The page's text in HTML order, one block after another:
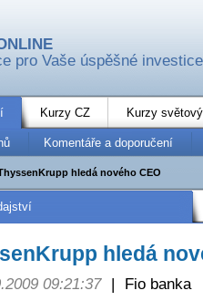
pro Vaše úspěšné investice
Kurzy CZ Kurzy
Komentáře a doporučení
hledá nového CEO
hledá
09:21:37 |
Fio banka